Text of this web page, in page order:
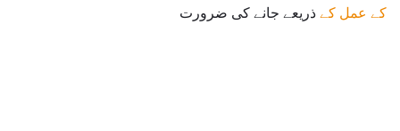
کے عمل کے ذریعے جانے کی ضرورت